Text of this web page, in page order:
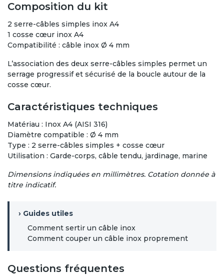
Composition du kit
2 serre-câbles simples inox A4
1 cosse cœur inox A4
Compatibilité : câble inox Ø 4 mm
L’association des deux serre-câbles simples permet un
serrage progressif et sécurisé de la boucle autour de la
cosse cœur.
Caractéristiques techniques
Matériau : Inox A4 (AISI 316)
Diamètre compatible : Ø 4 mm
Type : 2 serre-câbles simples + cosse cœur
Utilisation : Garde-corps, câble tendu, jardinage, marine
Dimensions indiquées en millimètres. Cotation donnée à
titre indicatif.
› Guides utiles
Comment sertir un câble inox
Comment couper un câble inox proprement
Questions fréquentes
INFO ÉTÉ 2026
votre commande est
et expédiée comme